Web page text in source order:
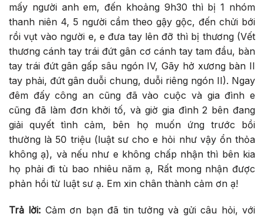
mấy người anh em, đến khoảng 9h30 thì bị 1 nhóm
thanh niên 4, 5 người cầm theo gậy gộc, đến chửi bới
rồi vụt vào người e, e đưa tay lên đỡ thì bị thương (Vết
thương cánh tay trái đứt gân cơ cánh tay tam đầu, bàn
tay trái đứt gân gấp sâu ngón IV, Gãy hở xương bàn II
tay phải, đứt gân duỗi chung, duỗi riêng ngón II). Ngay
đêm đấy công an cũng đã vào cuộc và gia đình e
cũng đã làm đơn khởi tố, và giờ gia đình 2 bên đang
giải quyết tình cảm, bên họ muốn ứng trước bồi
thường là 50 triệu (luật sư cho e hỏi như vậy ổn thỏa
không ạ), và nếu như e không chấp nhận thì bên kia
họ phải đi tù bao nhiêu năm ạ, Rất mong nhận được
phản hồi từ luật sư ạ. Em xin chân thành cảm ơn ạ!
Trả lời: Cảm ơn bạn đã tin tưởng và gửi câu hỏi, với